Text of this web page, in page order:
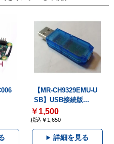
【MR-CH9329EMU-U
SB】USB接続版...
￥1,500
税込￥1,650
詳細を見る